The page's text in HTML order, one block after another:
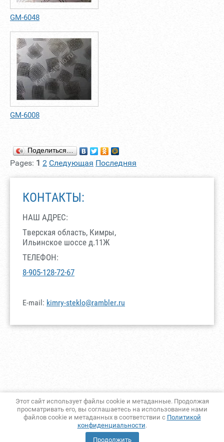
Этот сайт использует файлы cookie и метаданные. Продолжая
просматривать его, вы соглашаетесь на использование нами
файлов cookie и метаданных в соответствии с Политикой
конфиденциальности.
Продолжить
GM-6048
GM-6008
Поделиться…
Pages: 1 2 Следующая Последняя
КОНТАКТЫ:
НАШ АДРЕС:
Тверская область, Кимры,
Ильинское шоссе д.11Ж
ТЕЛЕФОН:
8-905-128-72-67
E-mail: kimry-steklo@rambler.ru